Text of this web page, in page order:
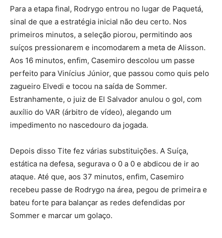
Para a etapa final, Rodrygo entrou no lugar de Paquetá,
sinal de que a estratégia inicial não deu certo. Nos
primeiros minutos, a seleção piorou, permitindo aos
suíços pressionarem e incomodarem a meta de Alisson.
Aos 16 minutos, enfim, Casemiro descolou um passe
perfeito para Vinícius Júnior, que passou como quis pelo
zagueiro Elvedi e tocou na saída de Sommer.
Estranhamente, o juiz de El Salvador anulou o gol, com
auxílio do VAR (árbitro de vídeo), alegando um
impedimento no nascedouro da jogada.
Depois disso Tite fez várias substituições. A Suíça,
estática na defesa, segurava o 0 a 0 e abdicou de ir ao
ataque. Até que, aos 37 minutos, enfim, Casemiro
recebeu passe de Rodrygo na área, pegou de primeira e
bateu forte para balançar as redes defendidas por
Sommer e marcar um golaço.